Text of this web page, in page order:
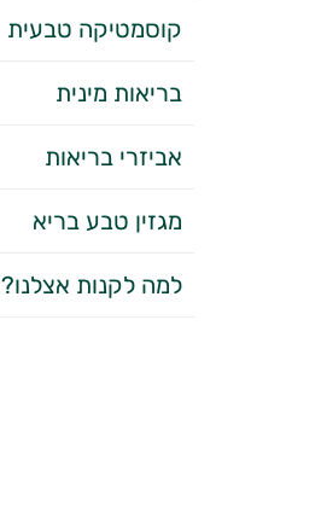
קוסמטיקה טבעית
בריאות מינית
אביזרי בריאות
מגזין טבע בריא
למה לקנות אצלנו?